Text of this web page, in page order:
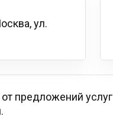
ул.
предложений услуг